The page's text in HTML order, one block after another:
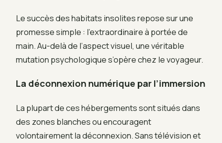
Le succès des habitats insolites repose sur une
promesse simple : l’extraordinaire à portée de
main. Au-delà de l’aspect visuel, une véritable
mutation psychologique s’opère chez le voyageur.
La déconnexion numérique par l’immersion
La plupart de ces hébergements sont situés dans
des zones blanches ou encouragent
volontairement la déconnexion. Sans télévision et